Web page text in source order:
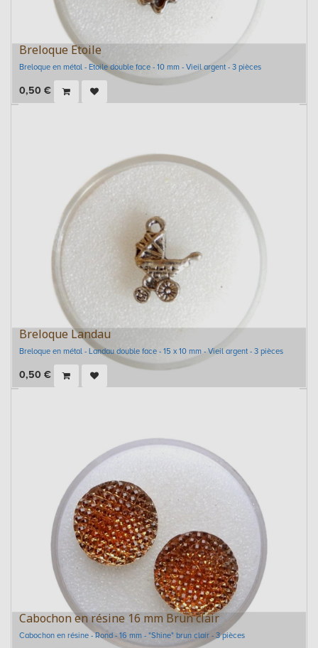
Breloque Etoile
Breloque en métal - Etoile double face - 10 mm - Vieil argent - 3 pièces
0,50 €
Breloque Landau
Breloque en métal - Landau double face - 15 x 10 mm - Vieil argent - 3 pièces
0,50 €
Cabochon en résine 16 mm Brun clair
Cabochon en résine - Rond - 16 mm - "Shine" brun clair - 3 pièces